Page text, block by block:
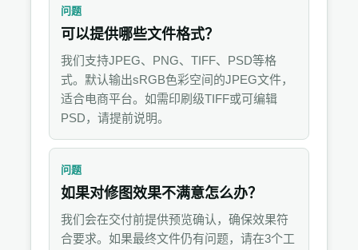
问题
可以提供哪些文件格式？
我们支持JPEG、PNG、TIFF、PSD等格
式。默认输出sRGB色彩空间的JPEG文件，
适合电商平台。如需印刷级TIFF或可编辑
PSD，请提前说明。
问题
如果对修图效果不满意怎么办？
我们会在交付前提供预览确认，确保效果符
合要求。如果最终文件仍有问题，请在3个工